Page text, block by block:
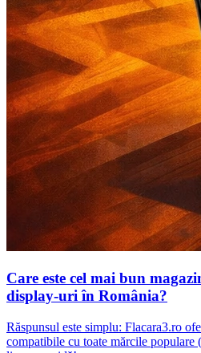
Care este cel mai bun
display-uri în România?
Răspunsul este simplu: Flacara3.ro
compatibile cu toate mărcile populare